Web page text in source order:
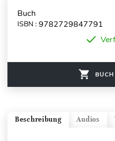
Buch
ISBN : 9782729847791
Audios
Beschreibung